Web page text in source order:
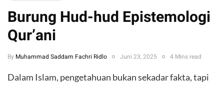
Burung Hud-hud Epistemologi
Qur’ani
By Muhammad Saddam Fachri Ridlo Juni 23, 2025 4 Mins read
Dalam Islam, pengetahuan bukan sekadar fakta, tapi